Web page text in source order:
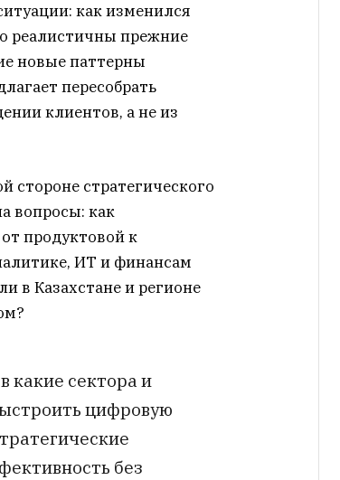
как изменился
реалистичны прежние
новые паттерны
пересобрать
клиентов, а не из
стороне стратегического
вопросы: как
продуктовой к
ИТ и финансам
в Казахстане и регионе
какие сектора и
цифровую
без